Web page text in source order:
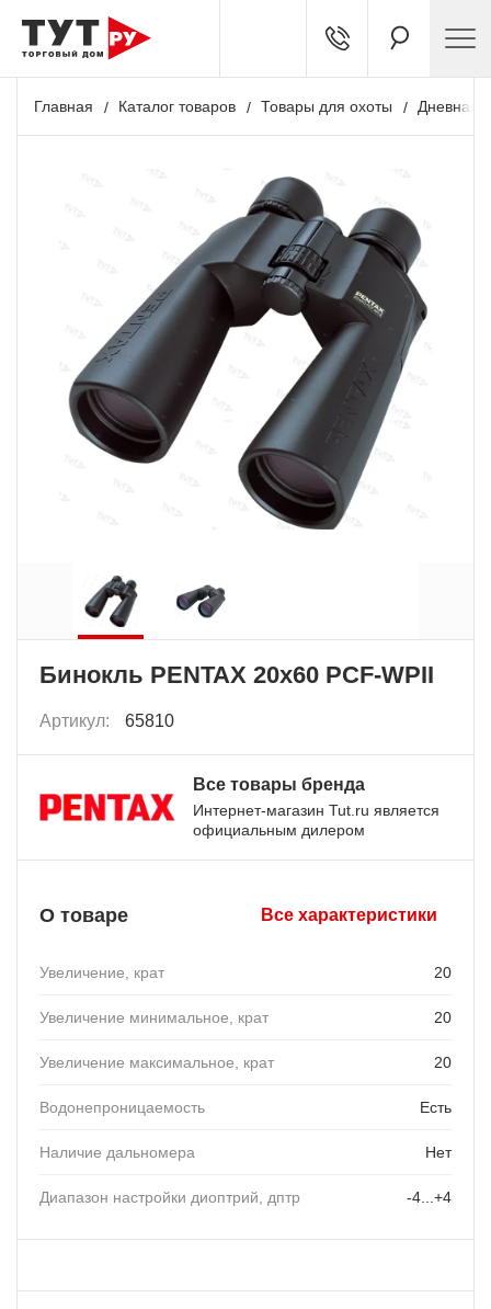
Главная Каталог товаров Товары для охоты Дневная
Бинокль PENTAX 20x60 PCF-WPII
Артикул: 65810
Все товары бренда
Интернет-магазин Tut.ru является
официальным дилером
О товаре Все характеристики
Увеличение, крат 20
Увеличение минимальное, крат 20
Увеличение максимальное, крат 20
Водонепроницаемость Есть
Наличие дальномера Нет
Диапазон настройки диоптрий, дптр -4...+4